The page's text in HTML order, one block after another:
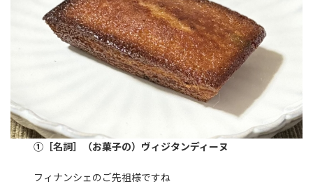
①［名詞］（お菓子の）ヴィジタンディーヌ
フィナンシェのご先祖様ですね